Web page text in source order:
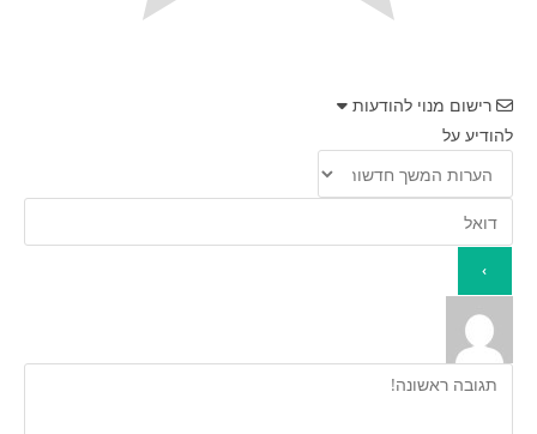
רישום מנוי להודעות
להודיע על